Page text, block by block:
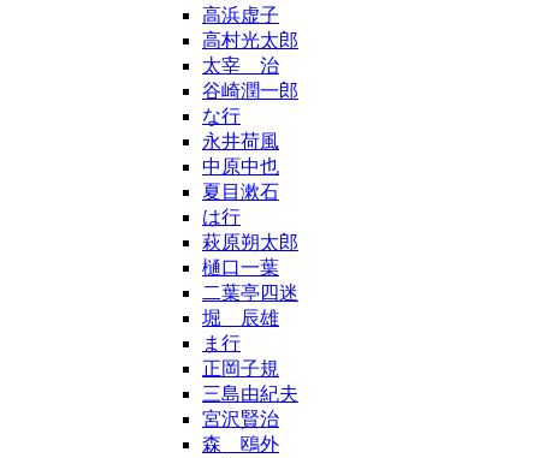
高浜虚子
高村光太郎
太宰 治
谷崎潤一郎
な行
永井荷風
中原中也
夏目漱石
は行
萩原朔太郎
樋口一葉
二葉亭四迷
堀 辰雄
ま行
正岡子規
三島由紀夫
宮沢賢治
森 鴎外